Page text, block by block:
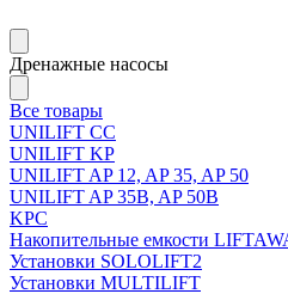
Дренажные насосы
Все товары
UNILIFT CC
UNILIFT KP
UNILIFT AP 12, AP 35, AP 50
UNILIFT AP 35B, AP 50B
KPC
Накопительные емкости
Установки SOLOLIFT2
Установки MULTILIFT